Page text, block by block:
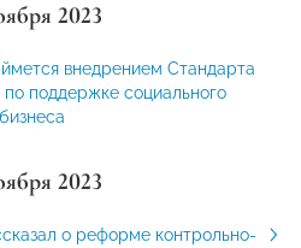
2023
внедрением Стандарта
поддержке социального
бизнеса
2023
о реформе контрольно-